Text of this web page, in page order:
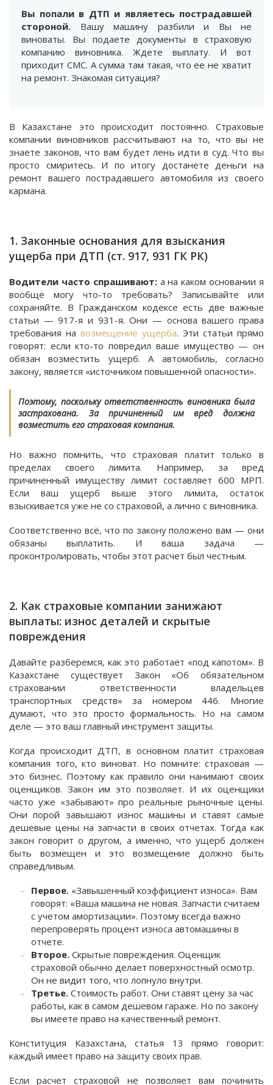
Вы попали в ДТП и являетесь пострадавшей
стороной. Вашу машину разбили и Вы не
виноваты. Вы подаете документы в страховую
компанию виновника. Ждете выплату. И вот
приходит СМС. А сумма там такая, что ее не хватит
на ремонт. Знакомая ситуация?
В Казахстане это происходит постоянно. Страховые
компании виновников рассчитывают на то, что вы не
знаете законов, что вам будет лень идти в суд. Что вы
просто смиритесь. И по итогу достанете деньги на
ремонт вашего пострадавшего автомобиля из своего
кармана.
1. Законные основания для взыскания
ущерба при ДТП (ст. 917, 931 ГК РК)
Водители часто спрашивают: а на каком основании я
вообще могу что-то требовать? Записывайте или
сохраняйте. В Гражданском кодексе есть две важные
статьи — 917-я и 931-я. Они — основа вашего права
требования на возмещение ущерба. Эти статьи прямо
говорят: если кто-то повредил ваше имущество — он
обязан возместить ущерб. А автомобиль, согласно
закону, является «источником повышенной опасности».
Поэтому, поскольку ответственность виновника была
застрахована. За причиненный им вред должна
возместить его страховая компания.
Но важно помнить, что страховая платит только в
пределах своего лимита. Например, за вред
причиненный имуществу лимит составляет 600 МРП.
Если ваш ущерб выше этого лимита, остаток
взыскивается уже не со страховой, а лично с виновника.
Соответственно всё, что по закону положено вам — они
обязаны выплатить. И ваша задача —
проконтролировать, чтобы этот расчет был честным.
2. Как страховые компании занижают
выплаты: износ деталей и скрытые
повреждения
Давайте разберемся, как это работает «под капотом». В
Казахстане существует Закон «Об обязательном
страховании ответственности владельцев
транспортных средств» за номером 446. Многие
думают, что это просто формальность. Но на самом
деле — это ваш главный инструмент защиты.
Когда происходит ДТП, в основном платит страховая
компания того, кто виноват. Но помните: страховая —
это бизнес. Поэтому как правило они нанимают своих
оценщиков. Закон им это позволяет. И их оценщики
часто уже «забывают» про реальные рыночные цены.
Они порой завышают износ машины и ставят самые
дешевые цены на запчасти в своих отчетах. Тогда как
закон говорит о другом, а именно, что ущерб должен
быть возмещен и это возмещение должно быть
справедливым.
Первое. «Завышенный коэффициент износа». Вам
говорят: «Ваша машина не новая. Запчасти считаем
с учетом амортизации». Поэтому всегда важно
перепроверять процент износа автомашины в
отчете.
Второе. Скрытые повреждения. Оценщик
страховой обычно делает поверхностный осмотр.
Он не видит того, что лопнуло внутри.
Третье. Стоимость работ. Они ставят цену за час
работы, как в самом дешевом гараже. Но по закону
вы имеете право на качественный ремонт.
Конституция Казахстана, статья 13 прямо говорит:
каждый имеет право на защиту своих прав.
Если расчет страховой не позволяет вам починить